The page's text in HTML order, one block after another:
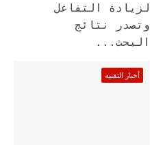
لزيادة التفاعل
وتصدر نتائج
البحث...
أخبار التقنيه